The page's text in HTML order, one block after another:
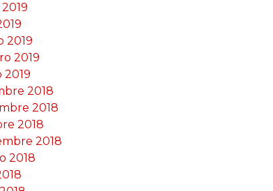
2019
2019
2019
2018
2018
2018
2018
2018